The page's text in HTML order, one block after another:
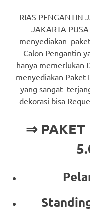
RIAS PENGANTIN
JAKARTA
menyediakan
Calon Pengantin
hanya memerlukan
menyediakan Paket
yang sangat
dekorasi bisa
⇒ PAKET